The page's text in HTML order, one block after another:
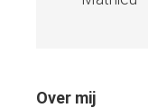
Over mij